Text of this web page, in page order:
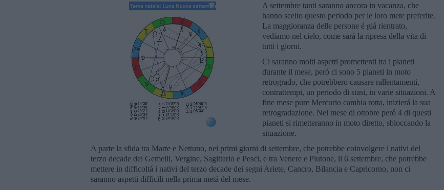
A settembre tanti saranno ancora in vacanza, che
hanno scelto questo periodo per le loro mete preferite.
La maggioranza delle persone é giá rientrato,
vediamo nel cielo, come sará la ripresa della vita di
tutti i giorni.
Ci saranno molti aspetti promettenti tra i pianeti
durante il mese, peró ci sono 5 pianeti in moto
retrogrado, che potrebbero causare rallentamenti,
contrattempi, un periodo di stasi, in varie situazioni. A
fine mese pure Mercurio cambia rotta, inizierá la sua
retrogradazione. Nel mese di ottobre peró 4 di questi
pianeti si rimetteranno in moto diretto, sbloccando la
situazione.
A parte la sfida tra Marte e Nettuno, nei primi giorni di settembre, che potrebbe coinvolgere i nativi del
terzo decade dei Gemelli, Vergine, Sagittario e Pesci, e tra Venere e Plutone, il 6 settembre, che potrebbe
mettere in difficoltá i nativi del terzo decade dei segni Ariete, Cancro, Bilancia e Capricorno, non ci
saranno aspetti difficili nella prima metá del mese.